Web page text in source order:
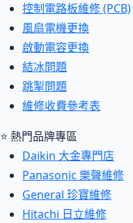
控制電路板維修 (PCB)
風扇電機更換
啟動電容更換
結冰問題
跳掣問題
維修收費參考表
⭐ 熱門品牌專區
Daikin 大金專門店
Panasonic 樂聲維修
General 珍寶維修
Hitachi 日立維修